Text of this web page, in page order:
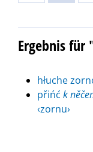
Ergebnis für
hłuche
přińć k
‹zornu›